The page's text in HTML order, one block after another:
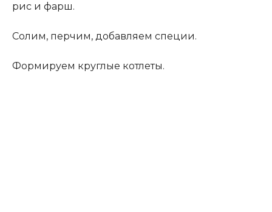
рис и фарш.
Солим, перчим, добавляем специи.
Формируем круглые котлеты.